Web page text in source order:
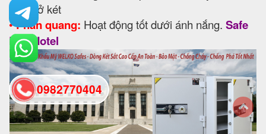
*để mở két
•Phản quang: Hoạt động tốt dưới ánh nắng. Safe
Box Hotel
0982770404
back